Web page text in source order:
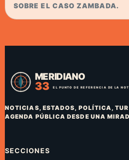
SOBRE EL CASO ZAMBADA.
NOTICIAS, ESTADOS, POLÍTICA,
AGENDA PÚBLICA DESDE UNA
SECCIONES